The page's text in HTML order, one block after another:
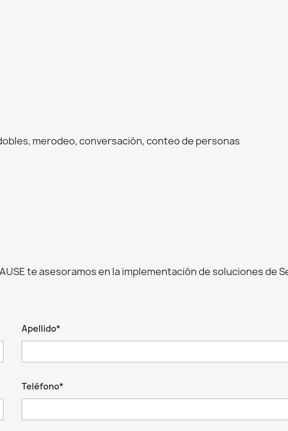
merodeo, conversación, conteo de personas
te asesoramos en la implementación de soluciones de
Apellido*
Teléfono*